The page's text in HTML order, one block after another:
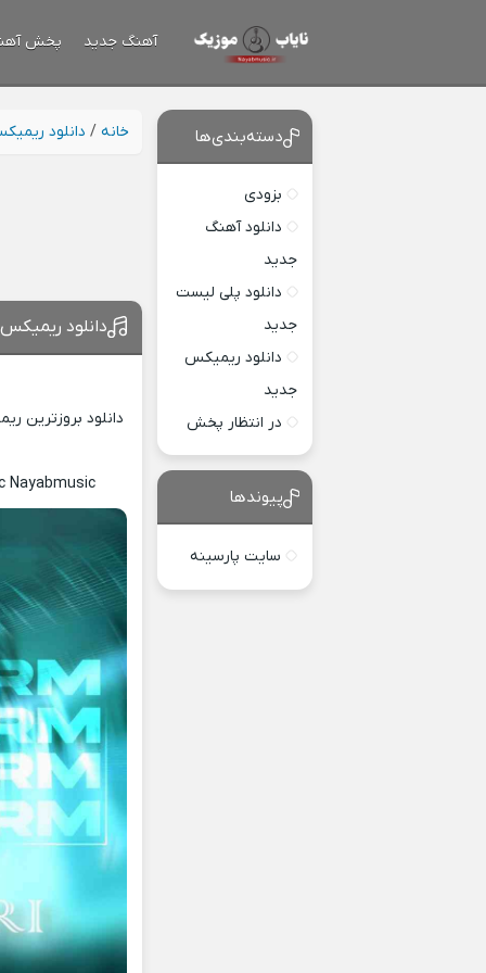
آهنگ جدید پخش
خانه / دانلود
دانلود
دانلود بروزترین
Nayabmusic
دسته‌بندی‌ها
بزودی
دانلود آهنگ
جدید
دانلود پلی لیست
جدید
دانلود ریمیکس
جدید
در انتظار پخش
پیوندها
سایت پارسینه